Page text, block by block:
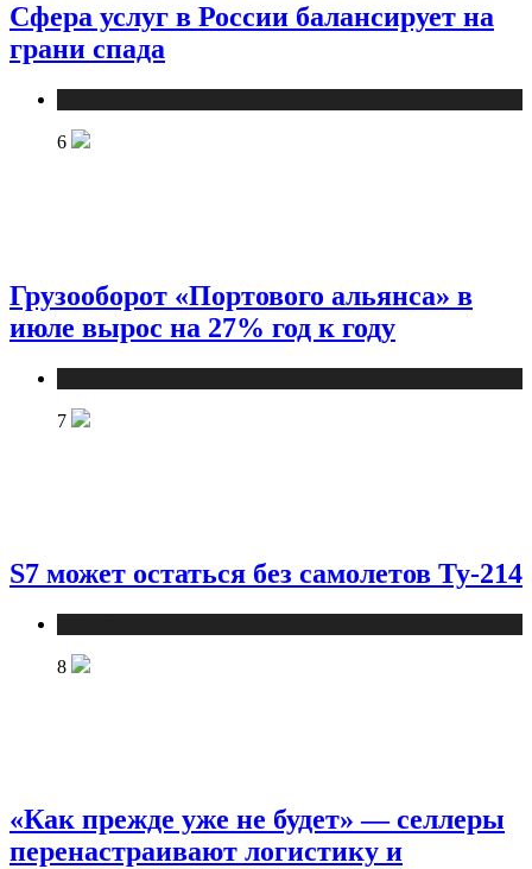
Сфера услуг в России балансирует на
грани спада
6
Грузооборот «Портового альянса» в
июле вырос на 27% год к году
7
S7 может остаться без самолетов Ту-214
8
«Как прежде уже не будет» — селлеры
перенастраивают логистику и